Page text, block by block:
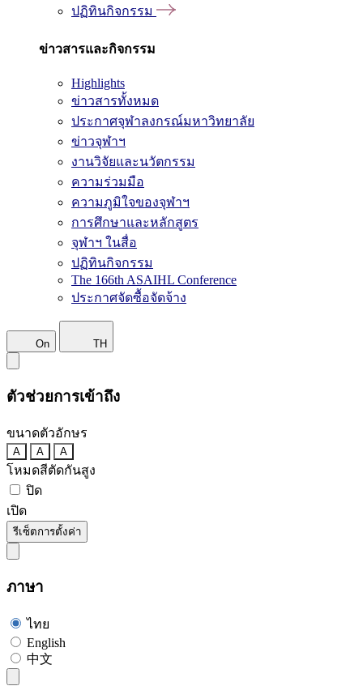
ปฏิทินกิจกรรม
ข่าวสารและกิจกรรม
Highlights
ข่าวสารทั้งหมด
ประกาศจุฬาลงกรณ์มหาวิทยาลัย
ข่าวจุฬาฯ
งานวิจัยและนวัตกรรม
ความร่วมมือ
ความภูมิใจของจุฬาฯ
การศึกษาและหลักสูตร
จุฬาฯ ในสื่อ
ปฏิทินกิจกรรม
The 166th ASAIHL Conference
ประกาศจัดซื้อจัดจ้าง
On TH
ตัวช่วยการเข้าถึง
ขนาดตัวอักษร
A A A
โหมดสีตัดกันสูง
ปิด
เปิด
รีเซ็ตการตั้งค่า
ภาษา
ไทย
English
中文